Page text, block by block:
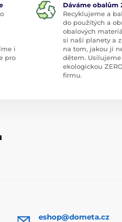
i
pro
Dáváme obalům
Recyklujeme a
do použitých a
obalových
si naší planety a
na tom, jakou ji
dětem. Usilujeme
ekologickou
firmu.
eshop@dometa.cz